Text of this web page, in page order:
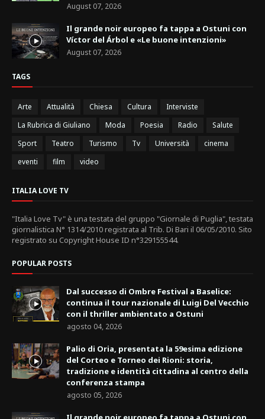
August 07, 2026
Il grande noir europeo fa tappa a Ostuni con
Víctor del Árbol e «Le buone intenzioni»
August 07, 2026
TAGS
Arte Attualità Chiesa Cultura
Interviste
La Rubrica di Giuliano
Moda Poesia Radio
Salute
Sport
Teatro Turismo Tv Università
cinema
eventi
film video
ITALIA LOVE TV
"Italia Love Tv" è una testata del gruppo "Giornale di Puglia", testata
giornalistica N° 1314/2010 registrata al Trib. Di Bari il 06/05/2010. Sito
registrato su Copyright House ID n°329155544.
POPULAR POSTS
Dal successo di Ombre Festival a Baselice:
continua il tour nazionale di Luigi Del Vecchio
con il thriller ambientato a Ostuni
agosto 04, 2026
Palio di Oria, presentata la 59esima edizione
del Corteo e Torneo dei Rioni: storia,
tradizione e identità cittadina al centro della
conferenza stampa
agosto 05, 2026